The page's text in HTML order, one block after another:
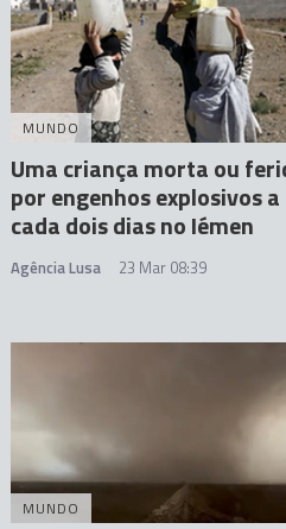
MUNDO
Uma criança morta ou
por engenhos explosivos a
cada dois dias no Iémen
Agência Lusa 23 Mar 08:39
MUNDO